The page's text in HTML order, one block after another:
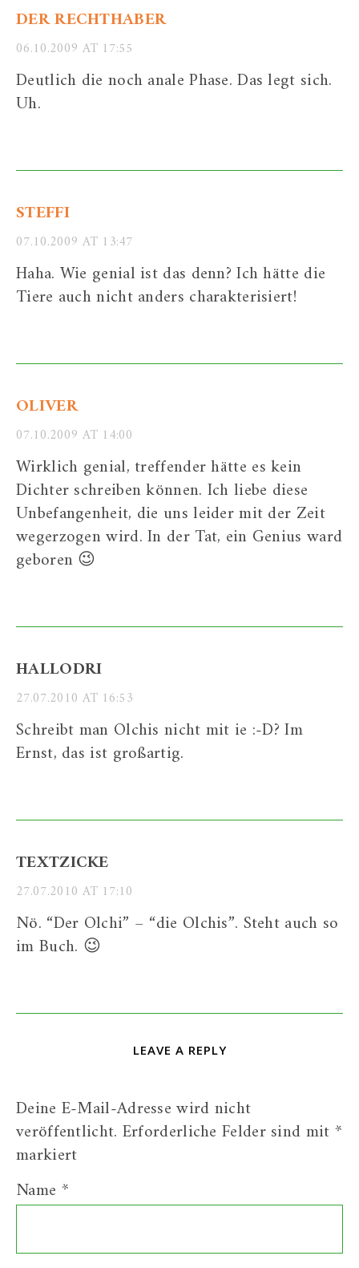
DER RECHTHABER
06.10.2009 AT 17:55
Deutlich die noch anale Phase. Das legt sich.
Uh.
STEFFI
07.10.2009 AT 13:47
Haha. Wie genial ist das denn? Ich hätte die
Tiere auch nicht anders charakterisiert!
OLIVER
07.10.2009 AT 14:00
Wirklich genial, treffender hätte es kein
Dichter schreiben können. Ich liebe diese
Unbefangenheit, die uns leider mit der Zeit
wegerzogen wird. In der Tat, ein Genius ward
geboren 😉
HALLODRI
27.07.2010 AT 16:53
Schreibt man Olchis nicht mit ie :-D? Im
Ernst, das ist großartig.
TEXTZICKE
27.07.2010 AT 17:10
Nö. “Der Olchi” – “die Olchis”. Steht auch so
im Buch. 😉
LEAVE A REPLY
Deine E-Mail-Adresse wird nicht
veröffentlicht. Erforderliche Felder sind mit*
markiert
Name *